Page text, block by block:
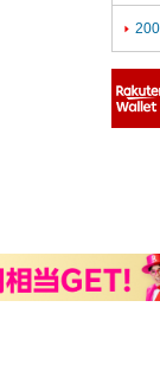
